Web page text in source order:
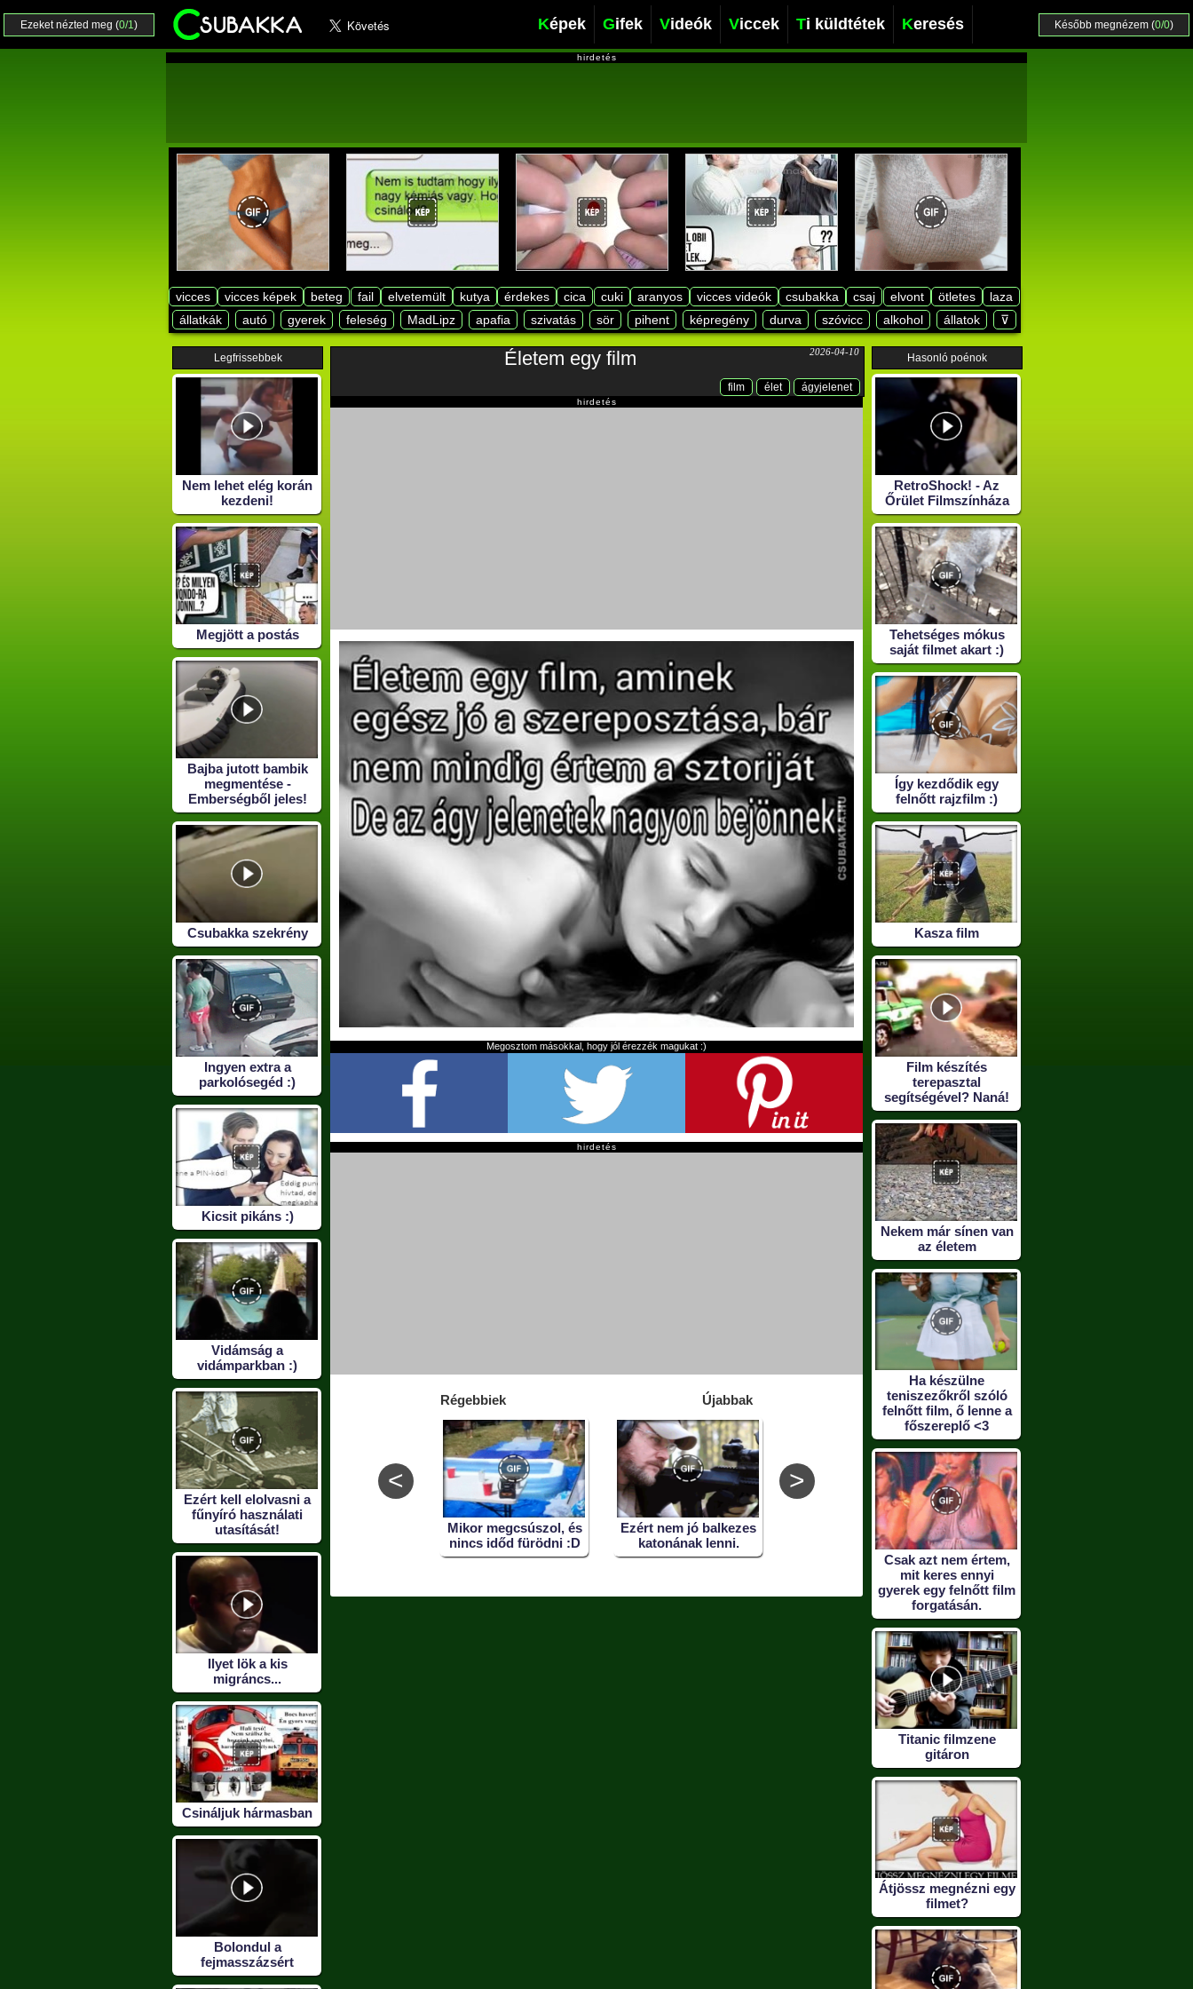
Ezeket nézted meg (0/1) Később megnézem (0/0)
Képek Gifek Videók Viccek Ti küldtétek Keresés
hirdetés
vicces vicces képek beteg fail elvetemült kutya érdekes cica cuki aranyos vicces videók csubakka csaj elvont ötletes
laza
állatkák
autó gyerek feleség MadLipz apafia szivatás sör pihent képregény durva szóvicc alkohol állatok ⊽
Legfrissebbek
Nem lehet elég korán
kezdeni!
Megjött a postás
Bajba jutott bambik
megmentése -
Emberségből jeles!
Csubakka szekrény
Ingyen extra a
parkolósegéd :)
Kicsit pikáns :)
Vidámság a
vidámparkban :)
Ezért kell elolvasni a
fűnyíró használati
utasítását!
Ilyet lök a kis
migráncs...
Csináljuk hármasban
Bolondul a
fejmasszázsért
2026-04-10
Életem egy film
ágyjelenet
élet
film
hirdetés
Megosztom másokkal, hogy jól érezzék magukat :)
hirdetés
<
Régebbiek Újabbak
Nem is tudjuk, kit
sajnáljunk, a kutyát,
vagy a gazdáját
kínos mások előtt :)
Mikor megcsúszol, és
nincs időd fürödni :D
Ezért nem jó balkezes
katonának lenni.
Eközben a nyugdíjas
klubban :)
Amikor eldurvul a
helyzet - Videó
>
Hasonló poénok
RetroShock! - Az
Őrület Filmszínháza
Tehetséges mókus
saját filmet akart :)
Így kezdődik egy
felnőtt rajzfilm :)
Kasza film
Film készítés
terepasztal
segítségével? Naná!
Nekem már sínen van
az életem
Ha készülne
teniszezőkről szóló
felnőtt film, ő lenne a
főszereplő <3
Csak azt nem értem,
mit keres ennyi
gyerek egy felnőtt film
forgatásán.
Titanic filmzene
gitáron
Átjössz megnézni egy
filmet?